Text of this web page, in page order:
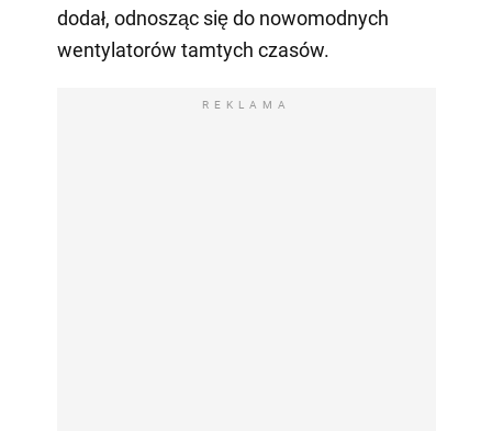
dodał, odnosząc się do nowomodnych
wentylatorów tamtych czasów.
REKLAMA